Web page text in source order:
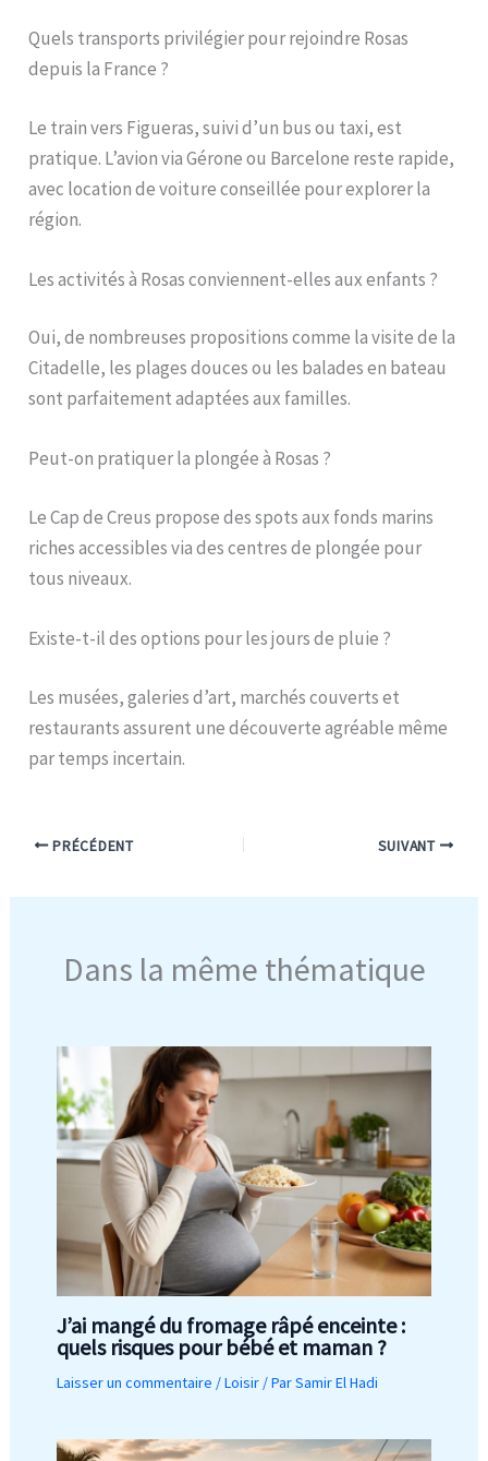
Quels transports privilégier pour rejoindre Rosas
depuis la France ?
Le train vers Figueras, suivi d’un bus ou taxi, est
pratique. L’avion via Gérone ou Barcelone reste rapide,
avec location de voiture conseillée pour explorer la
région.
Les activités à Rosas conviennent-elles aux enfants ?
Oui, de nombreuses propositions comme la visite de la
Citadelle, les plages douces ou les balades en bateau
sont parfaitement adaptées aux familles.
Peut-on pratiquer la plongée à Rosas ?
Le Cap de Creus propose des spots aux fonds marins
riches accessibles via des centres de plongée pour
tous niveaux.
Existe-t-il des options pour les jours de pluie ?
Les musées, galeries d’art, marchés couverts et
restaurants assurent une découverte agréable même
par temps incertain.
PRÉCÉDENT SUIVANT
Dans la même thématique
J’ai mangé du fromage râpé enceinte :
quels risques pour bébé et maman ?
Laisser un commentaire /Loisir/ ParSamir El Hadi